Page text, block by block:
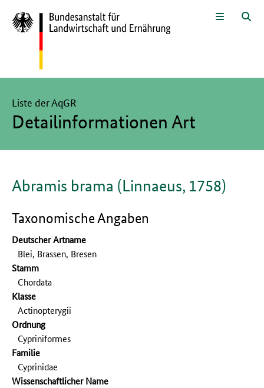
Zur Sprachwahl und Menü
Detailinformationen Art
Liste der AqGR
Abramis brama (Linnaeus, 1758)
Taxonomische Angaben
Deutscher Artname
Blei, Brassen, Bresen
Stamm
Chordata
Klasse
Actinopterygii
Ordnung
Cypriniformes
Familie
Cyprinidae
Wissenschaftlicher Name